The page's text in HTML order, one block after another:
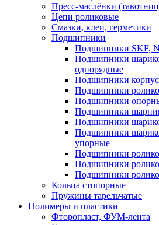
Пресс-маслёнки
Цепи роликовые
Смазки, клеи, герметики
Подшипники
Подшипники SKF,
Подшипники
однорядные
Подшипники
Подшипники
Подшипники
Подшипники
Подшипники
Подшипники
упорные
Подшипники
Подшипники
Подшипники
Кольца стопорные
Пружины тарельчатые
Полимеры и пластики
Фторопласт, ФУМ-лента